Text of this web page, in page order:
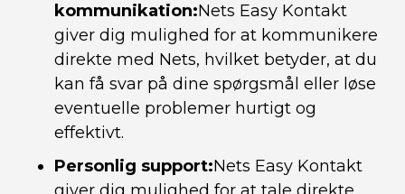
kommunikation:Nets Easy Kontakt
giver dig mulighed for at kommunikere
direkte med Nets, hvilket betyder, at du
kan få svar på dine spørgsmål eller løse
eventuelle problemer hurtigt og
effektivt.
Personlig support:Nets Easy Kontakt